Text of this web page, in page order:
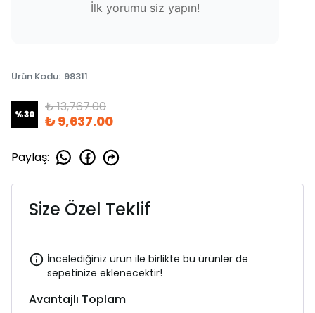
İlk yorumu siz yapın!
Ürün Kodu: 98311
%30 ₺ 13,767.00
₺ 9,637.00
Paylaş:
Size Özel Teklif
İncelediğiniz ürün ile birlikte bu ürünler de
sepetinize eklenecektir!
Avantajlı Toplam